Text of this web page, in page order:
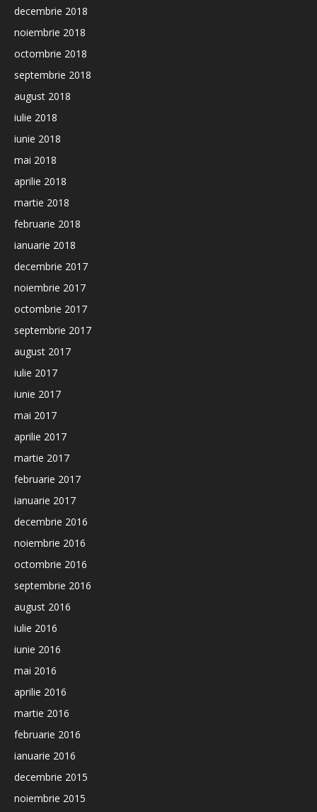
decembrie 2018
noiembrie 2018
octombrie 2018
septembrie 2018
august 2018
iulie 2018
iunie 2018
mai 2018
aprilie 2018
martie 2018
februarie 2018
ianuarie 2018
decembrie 2017
noiembrie 2017
octombrie 2017
septembrie 2017
august 2017
iulie 2017
iunie 2017
mai 2017
aprilie 2017
martie 2017
februarie 2017
ianuarie 2017
decembrie 2016
noiembrie 2016
octombrie 2016
septembrie 2016
august 2016
iulie 2016
iunie 2016
mai 2016
aprilie 2016
martie 2016
februarie 2016
ianuarie 2016
decembrie 2015
noiembrie 2015